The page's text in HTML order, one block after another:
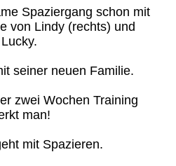
Spaziergang schon mit
von Lindy (rechts) und
Lucky.
seiner neuen Familie.
zwei Wochen Training
man!
mit Spazieren.